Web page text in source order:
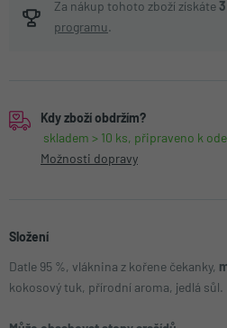
Za nákup tohoto zboží získáte 3
programu .
Kdy zboží obdržím?
skladem > 10 ks, připraveno k
Možnosti dopravy
Složení
Datle 95 %, vláknina z kořene čekanky,
kokosový tuk, přírodní aroma, jedlá sůl.